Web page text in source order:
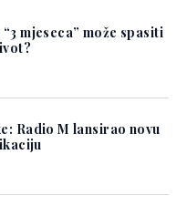
mjeseca” može spasiti
Radio M lansirao novu